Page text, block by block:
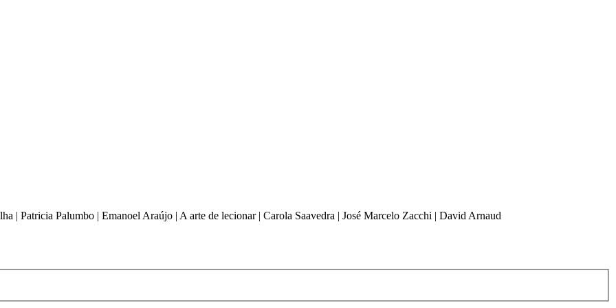
| Patricia Palumbo | Emanoel Araújo | A arte de lecionar | Carola Saavedra | José Marcelo Zacchi | David Arnaud